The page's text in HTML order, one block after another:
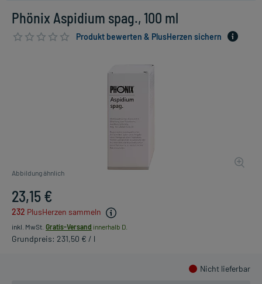
Phönix Aspidium spag., 100 ml
Produkt bewerten & PlusHerzen sichern
Abbildung ähnlich
23,15 €
232 PlusHerzen sammeln
inkl. MwSt. Gratis-Versand innerhalb D.
Grundpreis: 231,50 € / l
Nicht lieferbar